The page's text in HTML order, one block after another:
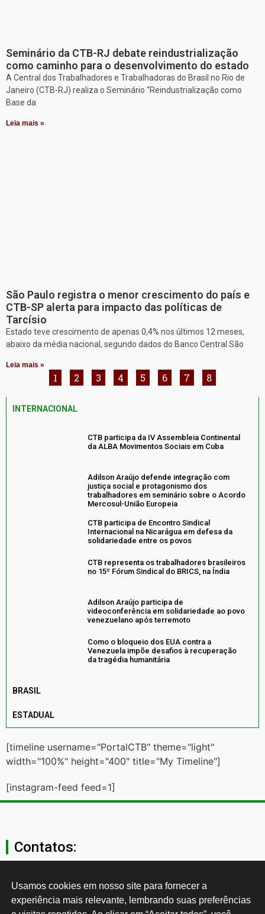
Seminário da CTB-RJ debate reindustrialização
como caminho para o desenvolvimento do estado
A Central dos Trabalhadores e Trabalhadoras do Brasil no Rio de
Janeiro (CTB-RJ) realiza o Seminário “Reindustrialização como
Base da
Leia mais »
São Paulo registra o menor crescimento do país e
CTB-SP alerta para impacto das políticas de
Tarcísio
Estado teve crescimento de apenas 0,4% nos últimos 12 meses,
abaixo da média nacional, segundo dados do Banco Central São
Leia mais »
1 2 3 4 5 6 7 8
INTERNACIONAL
CTB participa da IV Assembleia Continental
da ALBA Movimentos Sociais em Cuba
Adilson Araújo defende integração com
justiça social e protagonismo dos
trabalhadores em seminário sobre o Acordo
Mercosul-União Europeia
CTB participa de Encontro Sindical
Internacional na Nicarágua em defesa da
solidariedade entre os povos
CTB representa os trabalhadores brasileiros
no 15º Fórum Sindical do BRICS, na Índia
Adilson Araújo participa de
videoconferência em solidariedade ao povo
venezuelano após terremoto
Como o bloqueio dos EUA contra a
Venezuela impõe desafios à recuperação
da tragédia humanitária
BRASIL
ESTADUAL
[timeline username="PortalCTB" theme="light"
width="100%" height="400" title="My Timeline"]
[instagram-feed feed=1]
Contatos:
secgeral@ctb.org.br
11 3874-0040
Usamos cookies em nosso site para fornecer a
experiência mais relevante, lembrando suas preferências